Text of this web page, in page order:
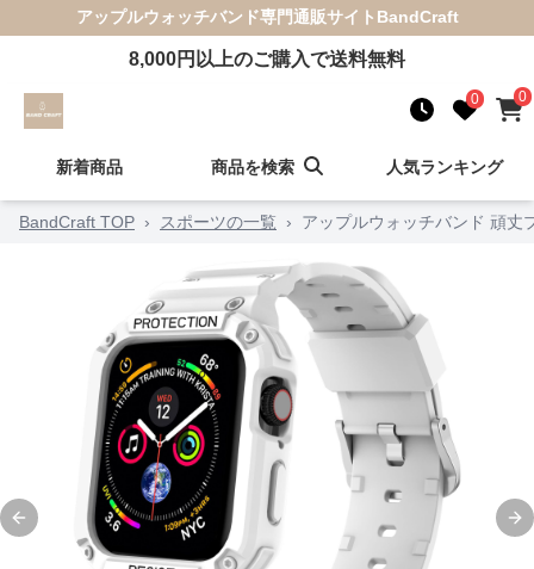
アップルウォッチバンド専門通販サイト BandCraft
8,000円以上のご購入で送料無料
0 0
新着商品 商品を検索 人気ランキング
BandCraft TOP › スポーツの一覧 › アップルウォッチバンド 頑丈
Previous slide